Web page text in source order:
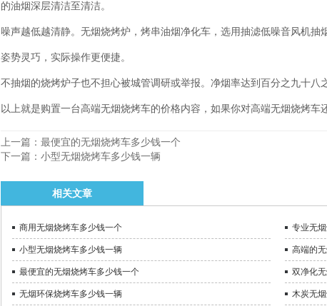
的油烟深层清洁至清洁。
噪声越低越清静。无烟烧烤炉，烤串油烟净化车，选用抽滤低噪音风机抽
姿势灵巧，实际操作更便捷。
不抽烟的烧烤炉子也不担心被城管调研或举报。净烟率达到百分之九十八
以上就是购置一台高端无烟烧烤车的价格内容，如果你对高端无烟烧烤车
上一篇： 最便宜的无烟烧烤车多少钱一个
下一篇： 小型无烟烧烤车多少钱一辆
相关文章
商用无烟烧烤车多少钱一个 专业无
小型无烟烧烤车多少钱一辆 高端的
最便宜的无烟烧烤车多少钱一个 双净化
无烟环保烧烤车多少钱一辆 木炭无